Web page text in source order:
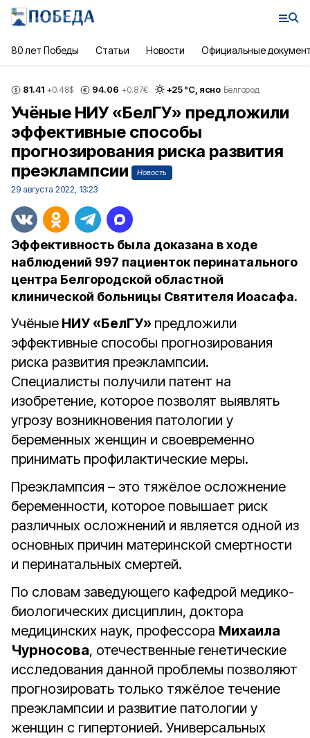
80 лет Победы Статьи Новости Официальные
81.41 +0.48$ 94.06 +0.87€ +25°С, ясно Белгород
Учёные НИУ «БелГУ» предложили
эффективные способы
прогнозирования риска развития
преэклампсии
Новость
29 августа 2022, 13:23
Эффективность была доказана в ходе
наблюдений 997 пациенток перинатального
центра Белгородской областной
клинической больницы Святителя Иоасафа.
Учёные НИУ «БелГУ» предложили
эффективные способы прогнозирования
риска развития преэклампсии.
Специалисты получили патент на
изобретение, которое позволят выявлять
угрозу возникновения патологии у
беременных женщин и своевременно
принимать профилактические меры.
Преэклампсия – это тяжёлое осложнение
беременности, которое повышает риск
различных осложнений и является одной из
основных причин материнской смертности
и перинатальных смертей.
По словам заведующего кафедрой медико-
биологических дисциплин, доктора
медицинских наук, профессора Михаила
Чурносова, отечественные генетические
исследования данной проблемы позволяют
прогнозировать только тяжёлое течение
преэклампсии и развитие патологии у
женщин с гипертонией. Универсальных